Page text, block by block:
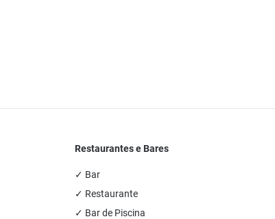
Restaurantes e Bares
✓ Bar
✓ Restaurante
✓ Bar de Piscina